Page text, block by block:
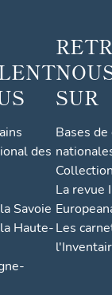
des
Savoie
Haute-
SUR
Bases
La revue
Les